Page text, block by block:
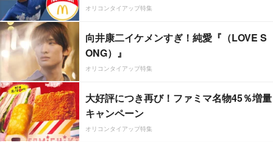
オリコンタイアップ特集
向井康二イケメンすぎ！純愛『（LOVE S
ONG）』
オリコンタイアップ特集
大好評につき再び！ファミマ名物45％増量
キャンペーン
オリコンタイアップ特集